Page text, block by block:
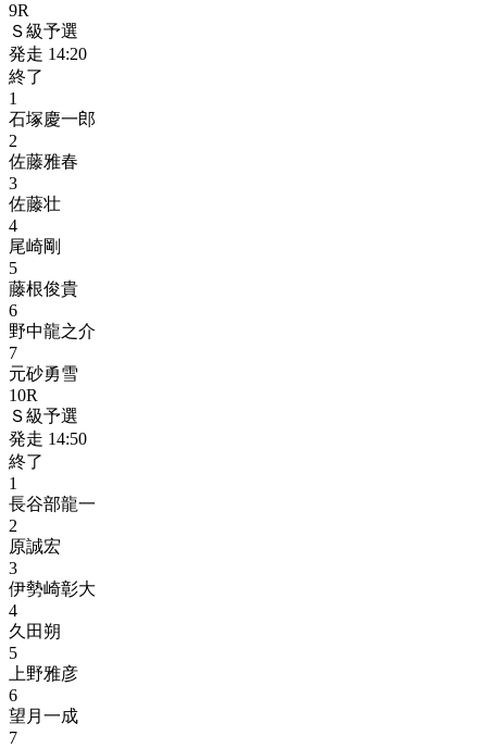
9R
Ｓ級予選
発走 14:20
終了
1
石塚慶一郎
2
佐藤雅春
3
佐藤壮
4
尾崎剛
5
藤根俊貴
6
野中龍之介
7
元砂勇雪
10R
Ｓ級予選
発走 14:50
終了
1
長谷部龍一
2
原誠宏
3
伊勢崎彰大
4
久田朔
5
上野雅彦
6
望月一成
7